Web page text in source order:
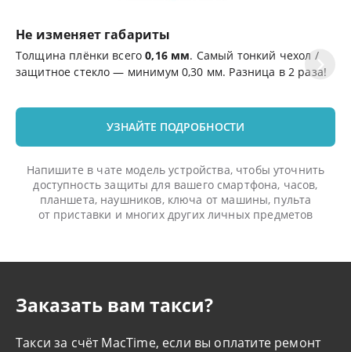
Не изменяет габариты
Толщина плёнки всего0,16 мм. Самый тонкий чехол /
защитное стекло — минимум 0,30 мм. Разница в 2 раза!
УЗНАЙТЕ ПОДРОБНОСТИ
Напишите в чате модель устройства, чтобы уточнить
доступность защиты для вашего смартфона, часов,
планшета, наушников, ключа от машины, пульта
от приставки и многих других личных предметов
Заказать вам такси?
Такси за счёт MacTime, если вы оплатите ремонт